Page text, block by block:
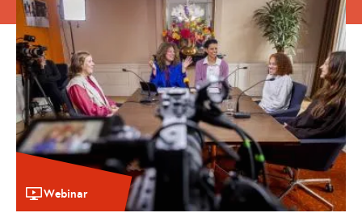
Webinar